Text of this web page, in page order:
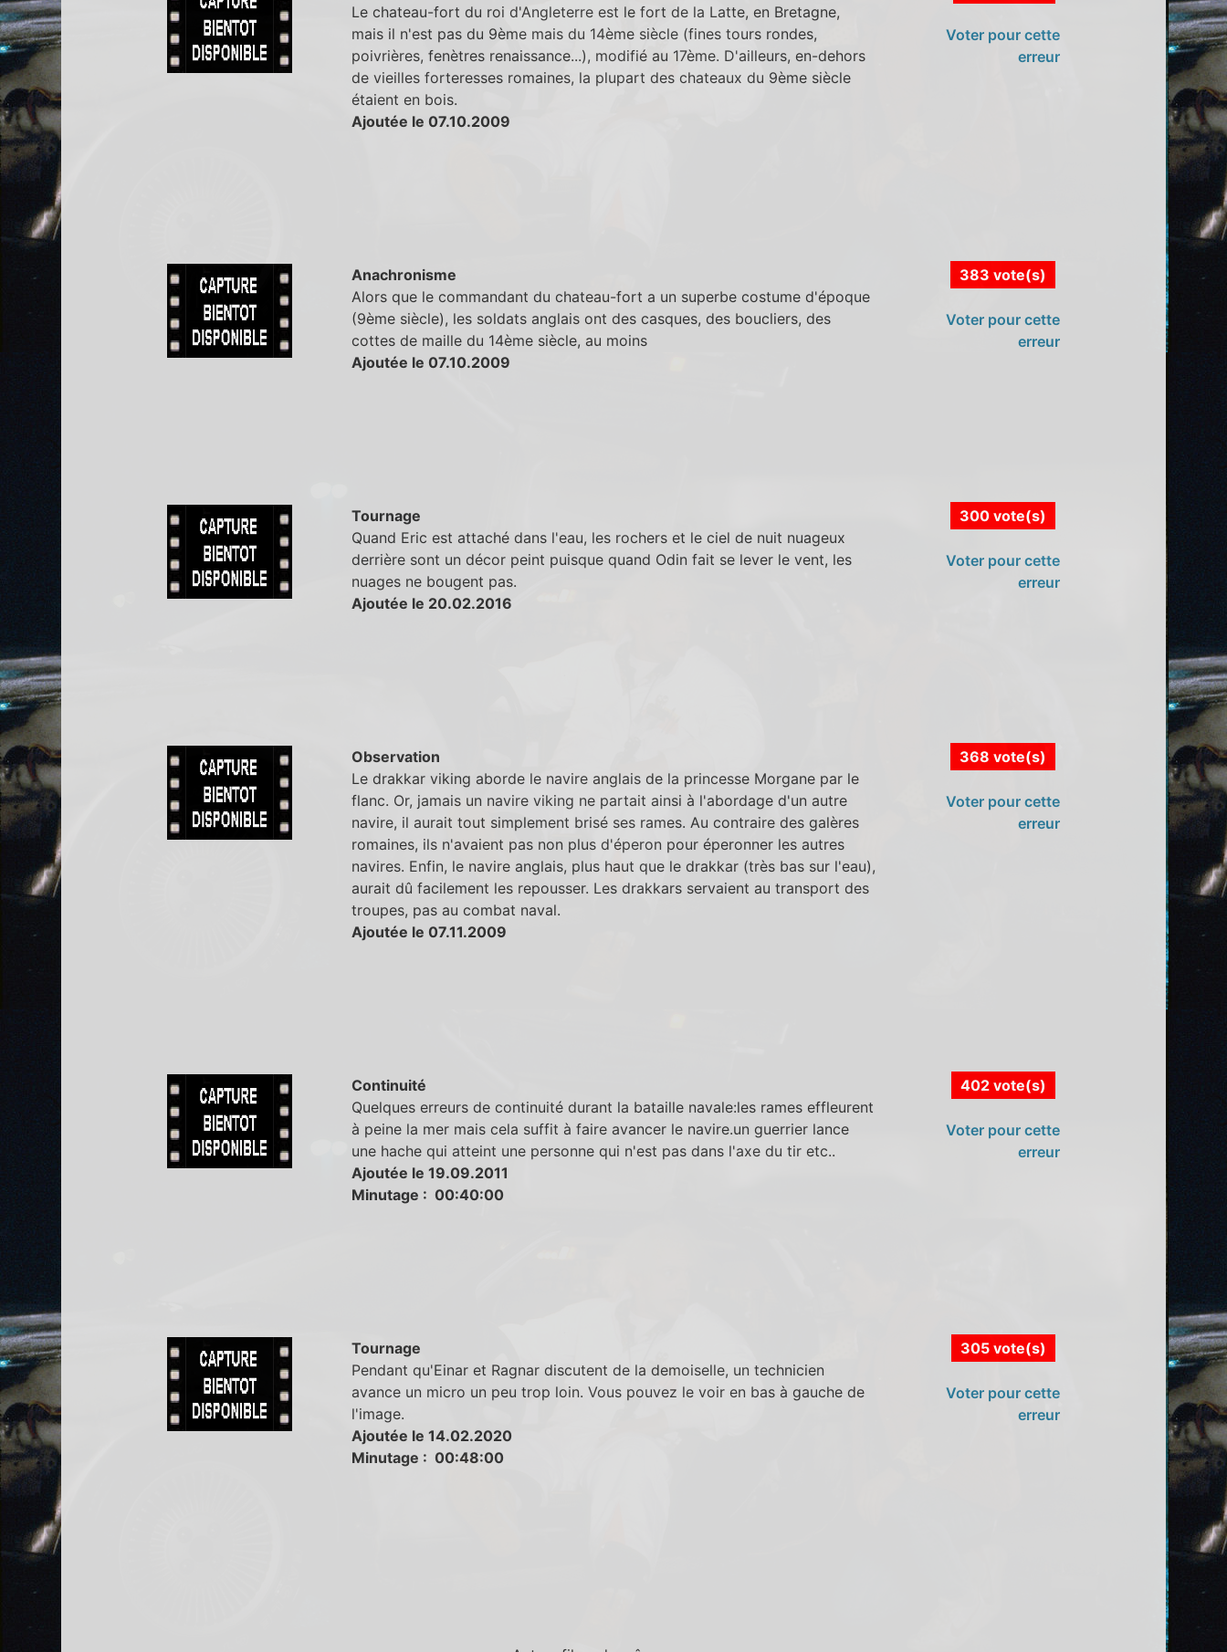
Le chateau-fort du roi d'Angleterre est le fort de la Latte, en Bretagne,
mais il n'est pas du 9ème mais du 14ème siècle (fines tours rondes,
poivrières, fenètres renaissance...), modifié au 17ème. D'ailleurs, en-dehors
de vieilles forteresses romaines, la plupart des chateaux du 9ème siècle
étaient en bois.
Ajoutée le 07.10.2009
Voter pour cette
erreur
Anachronisme
Alors que le commandant du chateau-fort a un superbe costume d'époque
(9ème siècle), les soldats anglais ont des casques, des boucliers, des
cottes de maille du 14ème siècle, au moins
Ajoutée le 07.10.2009
383 vote(s)
Voter pour cette
erreur
Tournage
Quand Eric est attaché dans l'eau, les rochers et le ciel de nuit nuageux
derrière sont un décor peint puisque quand Odin fait se lever le vent, les
nuages ne bougent pas.
Ajoutée le 20.02.2016
300 vote(s)
Voter pour cette
erreur
Observation
Le drakkar viking aborde le navire anglais de la princesse Morgane par le
flanc. Or, jamais un navire viking ne partait ainsi à l'abordage d'un autre
navire, il aurait tout simplement brisé ses rames. Au contraire des galères
romaines, ils n'avaient pas non plus d'éperon pour éperonner les autres
navires. Enfin, le navire anglais, plus haut que le drakkar (très bas sur l'eau),
aurait dû facilement les repousser. Les drakkars servaient au transport des
troupes, pas au combat naval.
Ajoutée le 07.11.2009
368 vote(s)
Voter pour cette
erreur
Continuité
Quelques erreurs de continuité durant la bataille navale:les rames effleurent
à peine la mer mais cela suffit à faire avancer le navire.un guerrier lance
une hache qui atteint une personne qui n'est pas dans l'axe du tir etc..
Ajoutée le 19.09.2011
Minutage : 00:40:00
402 vote(s)
Voter pour cette
erreur
Tournage
Pendant qu'Einar et Ragnar discutent de la demoiselle, un technicien
avance un micro un peu trop loin. Vous pouvez le voir en bas à gauche de
l'image.
Ajoutée le 14.02.2020
Minutage : 00:48:00
305 vote(s)
Voter pour cette
erreur